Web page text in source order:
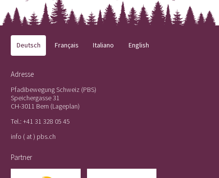
Deutsch Français Italiano English
Adresse
Pfadibewegung Schweiz (PBS)
Speichergasse 31
CH-3011 Bern (Lageplan)
Tel.:+41 31 328 05 45
info ( at ) pbs.ch
Partner